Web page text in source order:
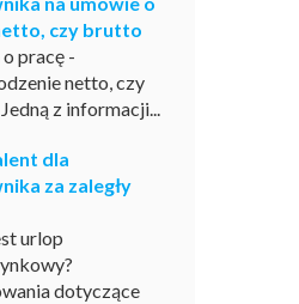
czy brutto
pracę -
netto, czy
z informacji...
dla
za zaległy
urlop
dotyczące